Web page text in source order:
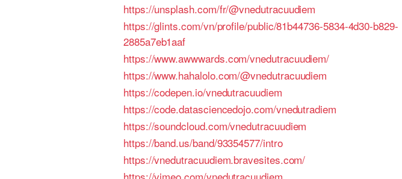
https://unsplash.com/fr/@vnedutracuudiem
https://glints.com/vn/profile/public/81b44736-5834-4d30-b829-
2885a7eb1aaf
https://www.awwwards.com/vnedutracuudiem/
https://www.hahalolo.com/@vnedutracuudiem
https://codepen.io/vnedutracuudiem
https://code.datasciencedojo.com/vnedutradiem
https://soundcloud.com/vnedutracuudiem
https://band.us/band/93354577/intro
https://vnedutracuudiem.bravesites.com/